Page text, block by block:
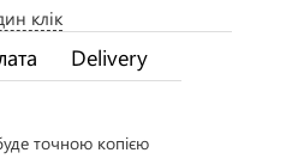
клік
Delivery
точною копією